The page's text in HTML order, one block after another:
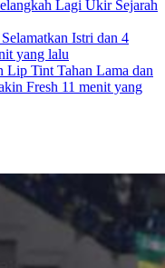
Lagi Ukir Sejarah
Istri dan 4
yang lalu
Lip Tint Tahan Lama dan
Fresh 11 menit yang